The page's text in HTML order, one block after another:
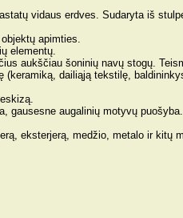
vidaus erdves. Sudaryta iš
apimties.
elementų.
aukščiau šoninių navų stogų.
(keramiką, dailiąją tekstilę,
gausesne augalinių motyvų puošyba.
eksterjerą, medžio, metalo ir kitų